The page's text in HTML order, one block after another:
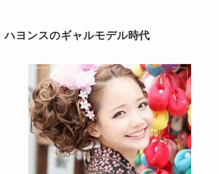
ハヨンスのギャルモデル時代